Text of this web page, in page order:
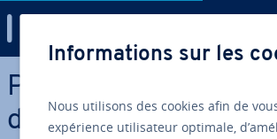
Aller au contenu principal
Pandas loc[] :
des données dans un
Informations sur les
Nous utilisons des cookies afin de
expérience utilisateur optimale,